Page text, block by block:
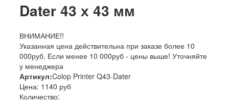
Dater 43 х 43 мм
ВНИМАНИЕ!!
Указанная цена действительна при заказе более 10
000руб. Если менее 10 000руб - цены выше! Уточняйте
у менеджера
Артикул:Colop Printer Q43-Dater
Цена: 1140 руб
Количество: